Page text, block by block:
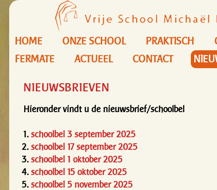
HOME ONZE SCHOOL PRAKTISCH
FERMATE
ACTUEEL CONTACT
NIEUWSBRIEVEN
Hieronder vindt u de nieuwsbrief/schoolbel
schoolbel 3 september 2025
schoolbel 17 september 2025
schoolbel 1 oktober 2025
schoolbel 15 oktober 2025
schoolbel 5 november 2025